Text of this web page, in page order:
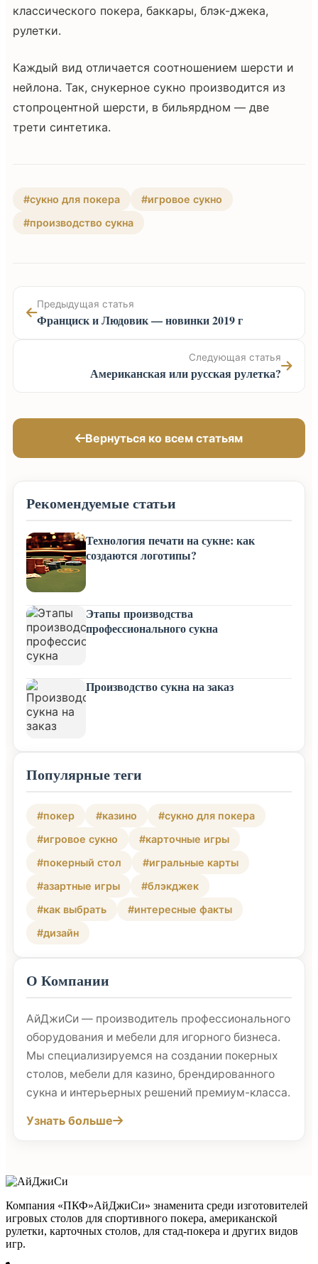
классического покера, баккары, блэк-джека,
рулетки.
Каждый вид отличается соотношением шерсти и
нейлона. Так, снукерное сукно производится из
стопроцентной шерсти, в бильярдном — две
трети синтетика.
#сукно для покера
#игровое сукно
#производство сукна
Предыдущая статья
Франциск и Людовик — новинки 2019 г
Следующая статья
Американская или русская рулетка?
Вернуться ко всем статьям
Рекомендуемые статьи
Технология печати на сукне: как
создаются логотипы?
Этапы производства
профессионального сукна
Производство сукна на заказ
Популярные теги
#покер #казино
#сукно для покера
#игровое сукно
#карточные игры
#покерный стол
#игральные карты
#азартные игры
#блэкджек
#как выбрать
#интересные факты
#дизайн
О Компании
АйДжиСи — производитель профессионального
оборудования и мебели для игорного бизнеса.
Мы специализируемся на создании покерных
столов, мебели для казино, брендированного
сукна и интерьерных решений премиум-класса.
Узнать больше
Компания «ПКФ»АйДжиСи» знаменита среди изготовителей
игровых столов для спортивного покера, американской
рулетки, карточных столов, для стад-покера и других видов
игр.